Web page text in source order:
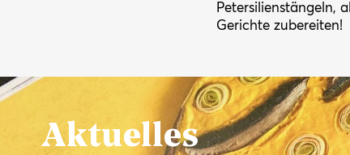
Petersilienstängeln,
Gerichte zubereiten!
Aktuelles